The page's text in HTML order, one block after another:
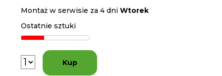
Montaż w serwisie za 4 dniWtorek
Ostatnie sztuki
Kup